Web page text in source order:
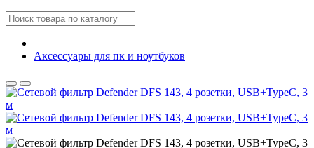
Аксессуары для пк и ноутбуков